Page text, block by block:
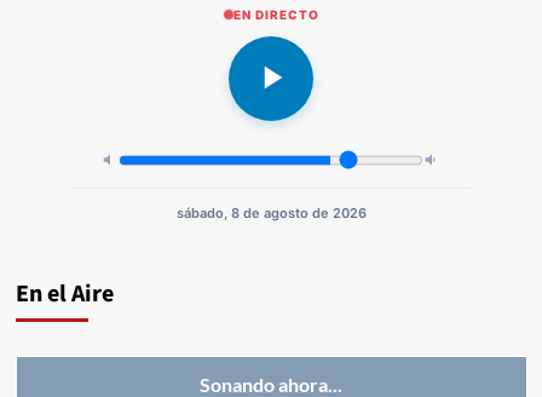
EN DIRECTO
sábado, 8 de agosto de 2026
En el Aire
Sonando ahora...